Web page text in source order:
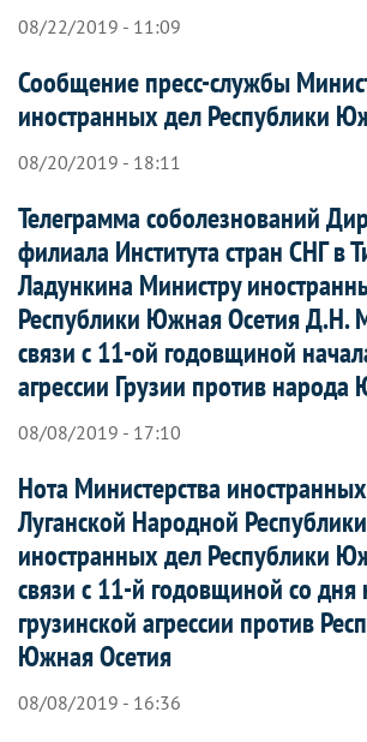
08/22/2019 - 11:09
Сообщение пресс-службы
иностранных дел Республики
08/20/2019 - 18:11
Телеграмма соболезнований
филиала Института стран СНГ в
Ладункина Министру
Республики Южная Осетия Д.Н.
связи с 11-ой годовщиной
агрессии Грузии против
08/08/2019 - 17:10
Нота Министерства
Луганской Народной
иностранных дел Республики
связи с 11-й годовщиной со дня
грузинской агрессии против
Южная Осетия
08/08/2019 - 16:36